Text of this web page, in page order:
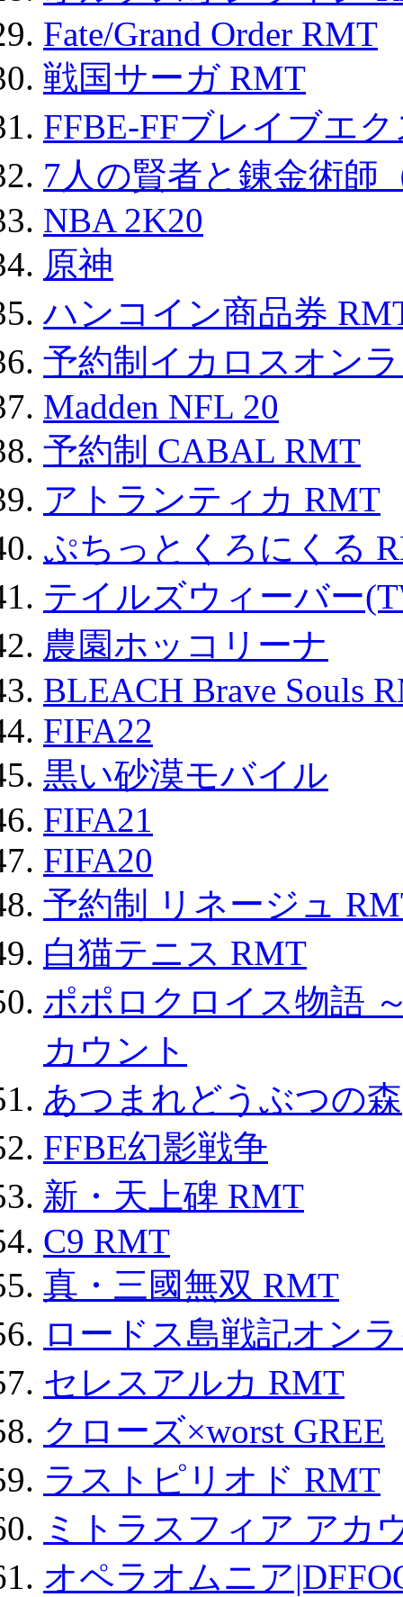
Fate/Grand Order RMT
戦国サーガ RMT
FFBE-FFブレイブエ
7人の賢者と錬金術師
NBA 2K20
原神
ハンコイン商品券
予約制イカロスオン
Madden NFL 20
予約制 CABAL RMT
アトランティカ RMT
ぷちっとくろにくる
テイルズウィーバー
農園ホッコリーナ
BLEACH Brave Souls
FIFA22
黒い砂漠モバイル
FIFA21
FIFA20
予約制 リネージュ
白猫テニス RMT
ポポロクロイス物語
カウント
あつまれどうぶつの森
FFBE幻影戦争
新・天上碑 RMT
C9 RMT
真・三國無双 RMT
ロードス島戦記オン
セレスアルカ RMT
クローズ×worst GREE
ラストピリオド RMT
ミトラスフィア アカ
オペラオムニア